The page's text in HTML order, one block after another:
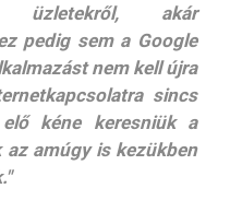
akár
pedig sem a Google
nem kell újra
sincs
kéne keresniük a
az amúgy is kezükben